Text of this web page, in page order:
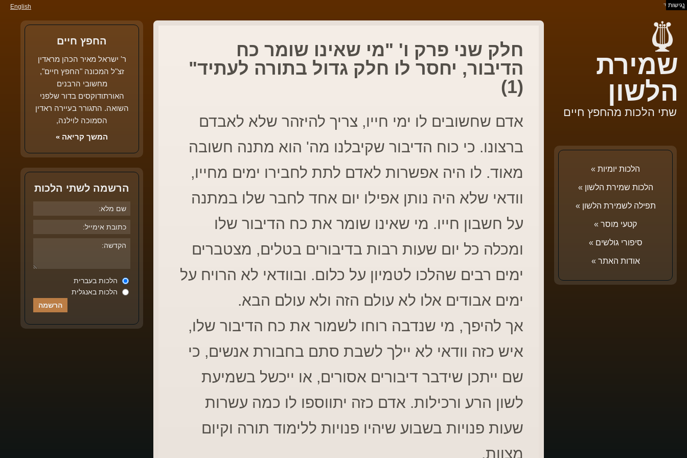
English בס"ד
שמירת
הלשון
שתי הלכות מהחפץ חיים
הלכות יומיות »
הלכות שמירת הלשון »
תפילה לשמירת הלשון »
קטעי מוסר »
סיפורי גולשים »
אודות האתר »
חלק שני פרק ו' "מי שאינו שומר כח
הדיבור, יחסר לו חלק גדול בתורה לעתיד"
(1)
אדם שחשובים לו ימי חייו, צריך להיזהר שלא לאבדם
ברצונו. כי כוח הדיבור שקיבלנו מה' הוא מתנה חשובה
מאוד. לו היה אפשרות לאדם לתת לחבירו ימים מחייו,
וודאי שלא היה נותן אפילו יום אחד לחבר שלו במתנה
על חשבון חייו. מי שאינו שומר את כח הדיבור שלו
ומכלה כל יום שעות רבות בדיבורים בטלים, מצטברים
ימים רבים שהלכו לטמיון על כלום. ובוודאי לא הרויח על
ימים אבודים אלו לא עולם הזה ולא עולם הבא.
אך להיפך, מי שנדבה רוחו לשמור את כח הדיבור שלו,
איש כזה וודאי לא יילך לשבת סתם בחבורת אנשים, כי
שם ייתכן שידבר דיבורים אסורים, או ייכשל בשמיעת
לשון הרע ורכילות. אדם כזה יתווספו לו כמה עשרות
שעות פנויות בשבוע שיהיו פנויות ללימוד תורה וקיום
מצוות.
החפץ חיים
ר' ישראל מאיר הכהן מראדין
זצ"ל המכונה "החפץ חיים",
מחשובי הרבנים
האורתודוקסים בדור שלפני
השואה. התגורר בעיירה ראדין
הסמוכה לוילנה,
המשך קריאה »
הרשמה לשתי הלכות
הלכות בעברית
הלכות באנגלית
נגישות